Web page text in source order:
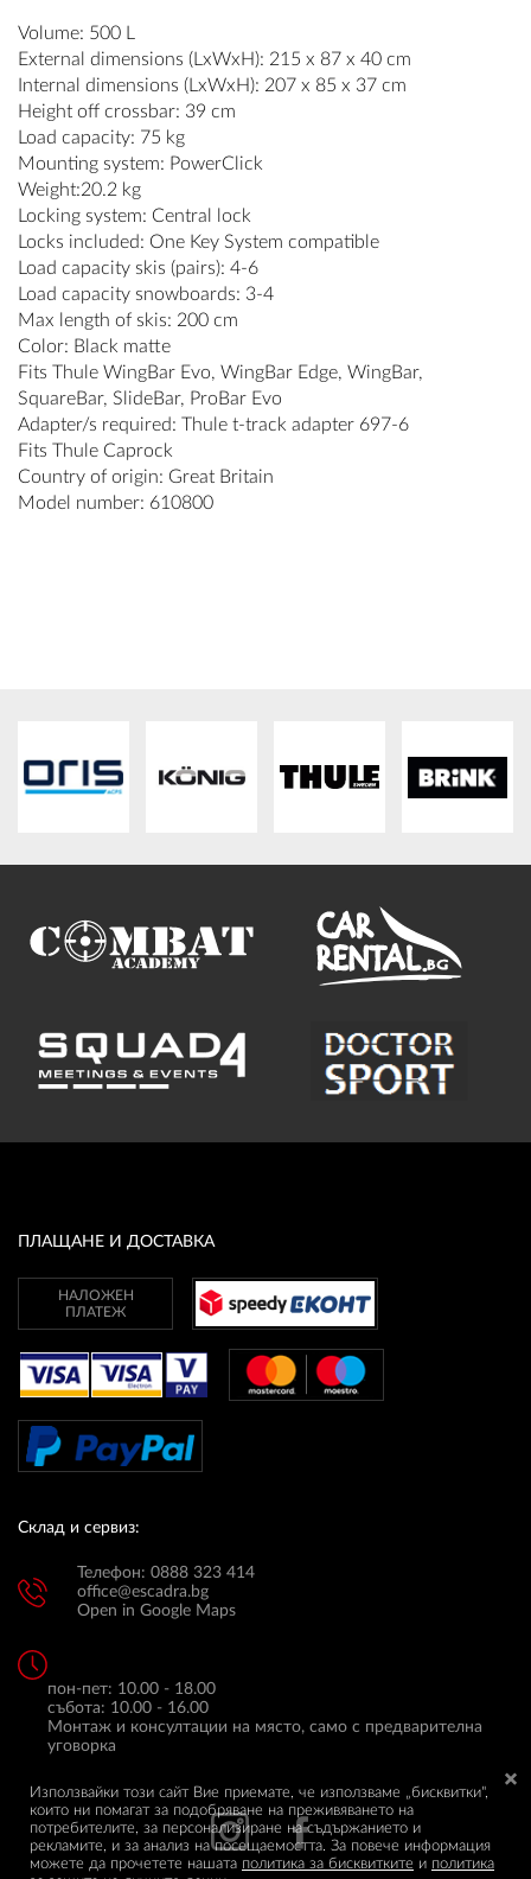
Volume: 500 L
External dimensions (LxWxH): 215 x 87 x 40 cm
Internal dimensions (LxWxH): 207 x 85 x 37 cm
Height off crossbar: 39 cm
Load capacity: 75 kg
Mounting system: PowerClick
Weight:20.2 kg
Locking system: Central lock
Locks included: One Key System compatible
Load capacity skis (pairs): 4-6
Load capacity snowboards: 3-4
Max length of skis: 200 cm
Color: Black matte
Fits Thule WingBar Evo, WingBar Edge, WingBar,
SquareBar, SlideBar, ProBar Evo
Adapter/s required: Thule t-track adapter 697-6
Fits Thule Caprock
Country of origin: Great Britain
Model number: 610800
ПЛАЩАНЕ И ДОСТАВКА
НАЛОЖЕН
ПЛАТЕЖ
Склад и сервиз:
Телефон: 0888 323 414
office@escadra.bg
Open in Google Maps
пон-пет: 10.00 - 18.00
събота: 10.00 - 16.00
Монтаж и консултации на място, само с предварителна
уговорка
Използвайки този сайт Вие приемате, че използваме „бисквитки",
които ни помагат за подобряване на преживяването на
потребителите, за персонализиране на съдържанието и
рекламите, и за анализ на посещаемостта. За повече информация
можете да прочетете нашата политика за бисквитките и политика